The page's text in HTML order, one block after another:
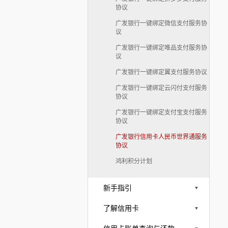
协议
广发银行一键绑定微信支付服务协
议
广发银行一键绑定唯品支付服务协
议
广发银行一键绑定翼支付服务协议
广发银行一键绑定云闪付支付服务
协议
广发银行一键绑定支付宝支付服务
协议
广发银行信用卡人民币世界通服务
协议
鸿利积分计划
新手指引
了解信用卡